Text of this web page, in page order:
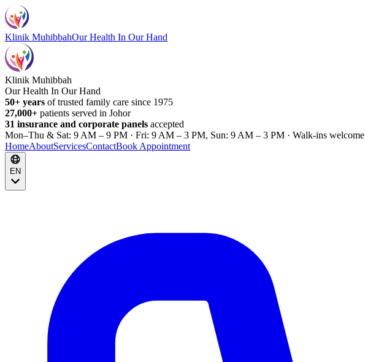
Klinik MuhibbahOur Health In Our Hand
Klinik Muhibbah
Our Health In Our Hand
50+ years of trusted family care since 1975
27,000+ patients served in Johor
31 insurance and corporate panels accepted
Mon–Thu & Sat: 9 AM – 9 PM · Fri: 9 AM – 3 PM, Sun: 9 AM – 3 PM · Walk-ins welcome
HomeAboutServicesContactBook Appointment
EN